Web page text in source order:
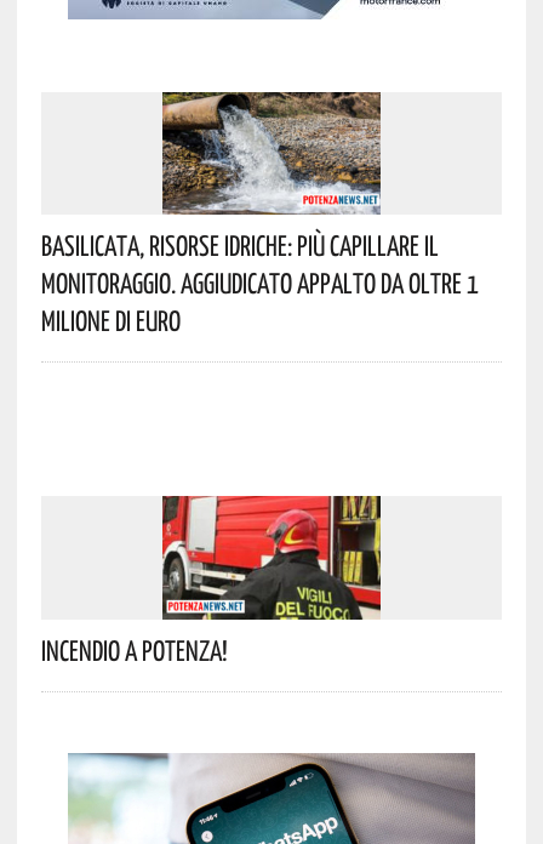
Basilicata, Risorse Idriche: Più Capillare Il
Monitoraggio. Aggiudicato Appalto Da Oltre 1
Milione Di Euro
Incendio A Potenza!